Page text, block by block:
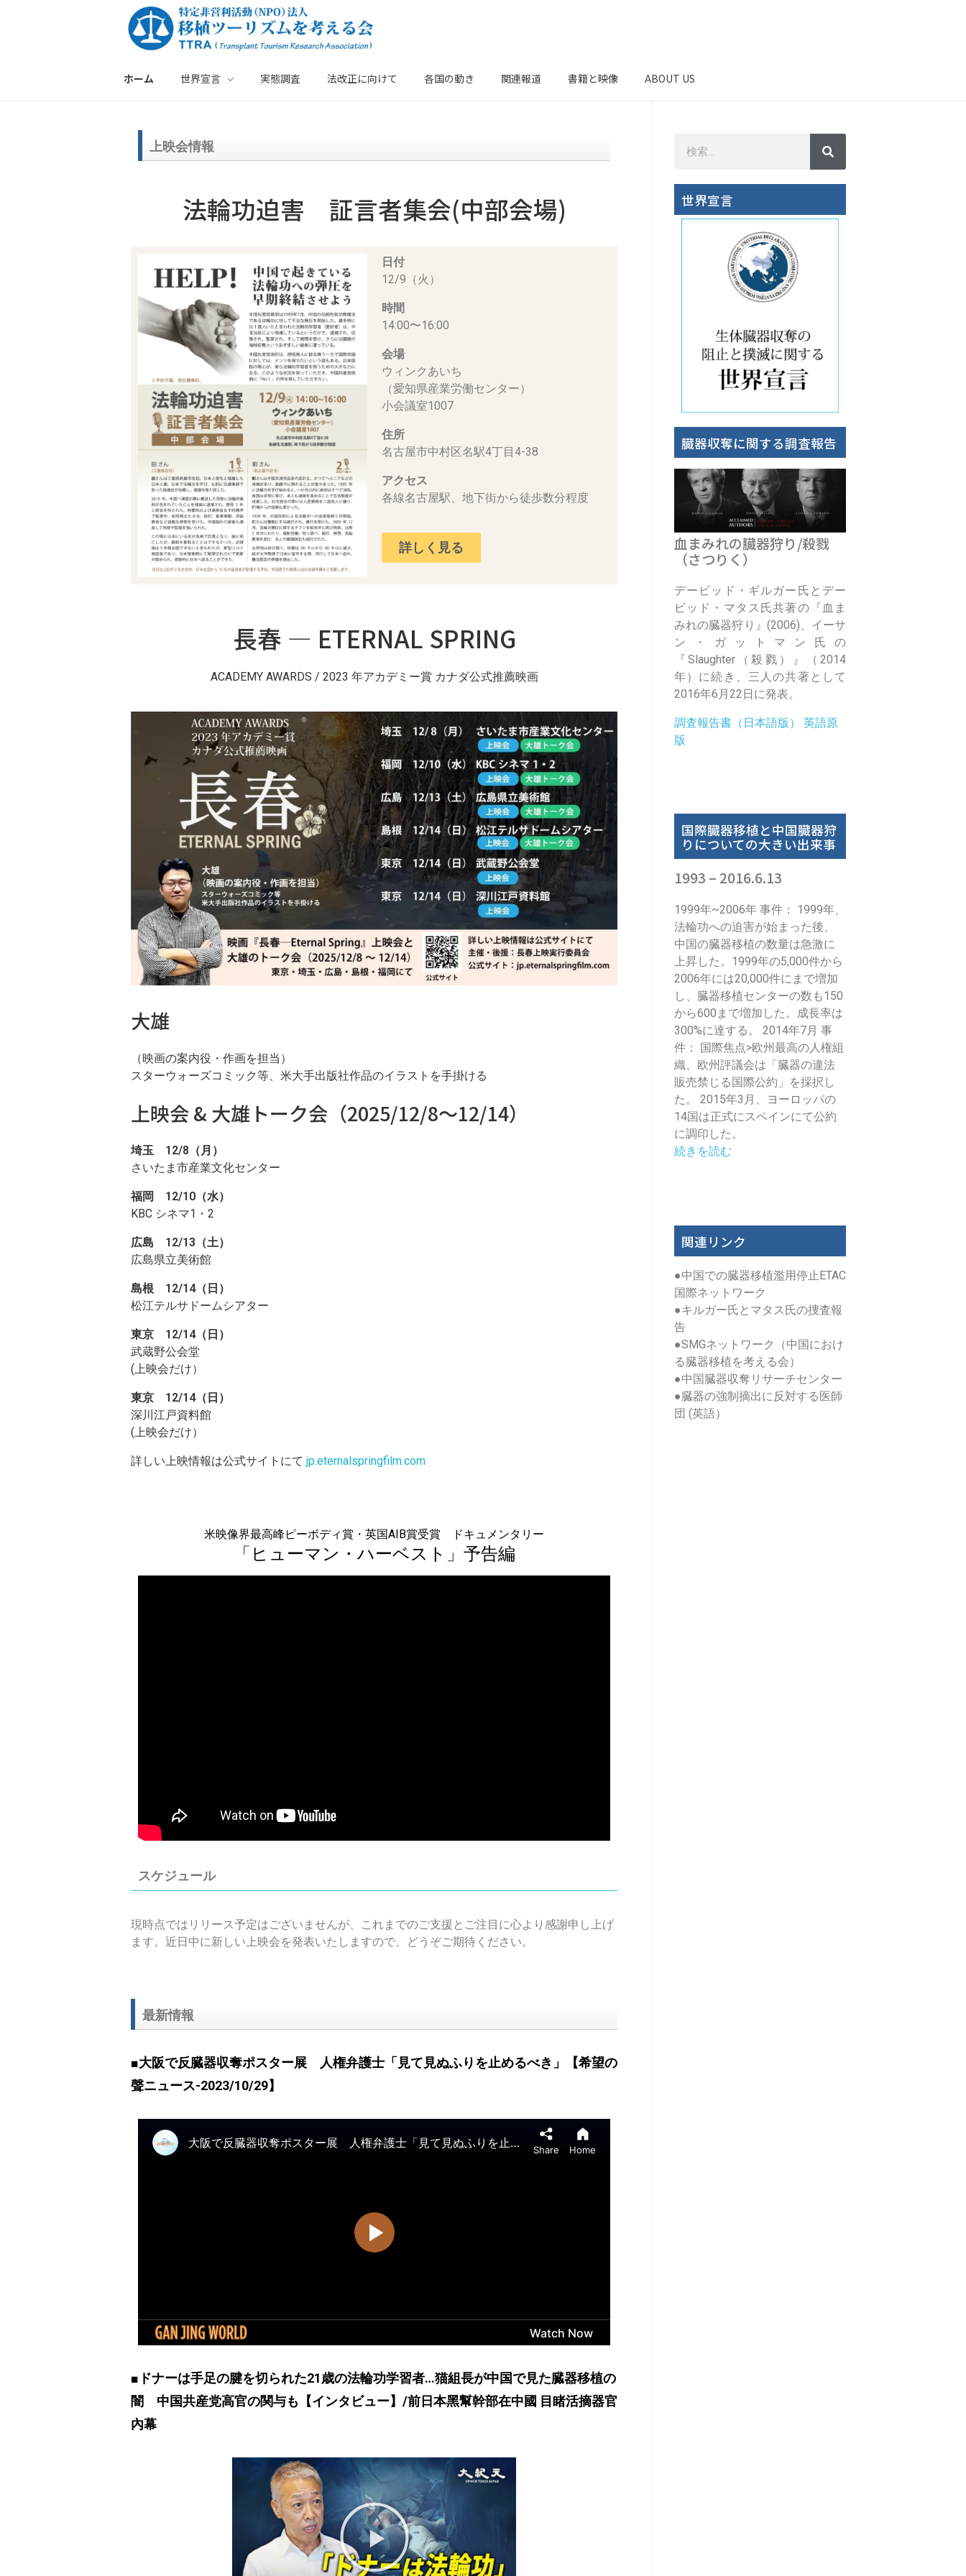
ホーム 世界宣言 実態調査 法改正に向けて 各国の動き 関連報道 書籍と映像 ABOUT US
上映会情報
法輪功迫害 証言者集会(中部会場)
日付
12/9（火）
時間
14:00〜16:00
会場
ウィンクあいち
（愛知県産業労働センター）
小会議室1007
住所
名古屋市中村区名駅4丁目4-38
アクセス
各線名古屋駅、地下街から徒歩数分程度
詳しく見る
長春 — ETERNAL SPRING
ACADEMY AWARDS / 2023 年アカデミー賞 カナダ公式推薦映画
大雄
（映画の案内役・作画を担当）
スターウォーズコミック等、米大手出版社作品のイラストを手掛ける
上映会 & 大雄トーク会（2025/12/8～12/14）
埼玉 12/8（月）
さいたま市産業文化センター
福岡 12/10（水）
KBC シネマ1・2
広島 12/13（土）
広島県立美術館
島根 12/14（日）
松江テルサドームシアター
東京 12/14（日）
武蔵野公会堂
(上映会だけ）
東京 12/14（日）
深川江戸資料館
(上映会だけ）
詳しい上映情報は公式サイトにて jp.eternalspringfilm.com
米映像界最高峰ピーボディ賞・英国AIB賞受賞 ドキュメンタリー
「ヒューマン・ハーベスト」予告編
スケジュール
現時点ではリリース予定はございませんが、これまでのご支援とご注目に心より感謝申し上げ
ます。近日中に新しい上映会を発表いたしますので、どうぞご期待ください。
最新情報
■大阪で反臓器収奪ポスター展 人権弁護士「見て見ぬふりを止めるべき」【希望の
聲ニュース-2023/10/29】
■ドナーは手足の腱を切られた21歳の法輪功学習者…猫組長が中国で見た臓器移植の
闇 中国共産党高官の関与も【インタビュー】/前日本黑幫幹部在中國 目睹活摘器官
內幕
世界宣言
臓器収奪に関する調査報告
血まみれの臓器狩り/殺戮
（さつりく）
デービッド・ギルガー氏とデー
ビッド・マタス氏共著の『血ま
みれの臓器狩り』(2006)、イーサ
ン・ガットマン氏の
『Slaughter（殺戮）』（2014
年）に続き、三人の共著として
2016年6月22日に発表。
調査報告書（日本語版）
英語原
版
国際臓器移植と中国臓器狩
りについての大きい出来事
1993 – 2016.6.13
1999年~2006年 事件： 1999年、
法輪功への迫害が始まった後、
中国の臓器移植の数量は急激に
上昇した。1999年の5,000件から
2006年には20,000件にまで増加
し、臓器移植センターの数も150
から600まで増加した。成長率は
300%に達する。 2014年7月 事
件： 国際焦点>欧州最高の人権組
織、欧州評議会は「臓器の違法
販売禁じる国際公約」を採択し
た。 2015年3月、ヨーロッパの
14国は正式にスペインにて公約
に調印した。
続きを読む
関連リンク
●中国での臓器移植濫用停止ETAC
国際ネットワーク
●キルガー氏とマタス氏の捜査報
告
●SMGネットワーク（中国におけ
る臓器移植を考える会）
●中国臓器収奪リサーチセンター
●臓器の強制摘出に反対する医師
団 (英語）